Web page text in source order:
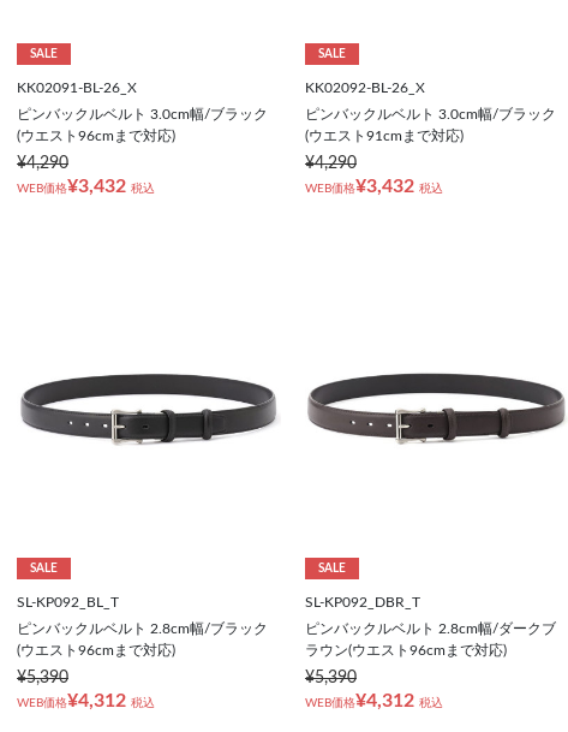
SALE
KK02091-BL-26_X
ピンバックルベルト 3.0cm幅/ブラック
(ウエスト96cmまで対応)
¥4,290
WEB価格¥3,432 税込
SALE
KK02092-BL-26_X
ピンバックルベルト 3.0cm幅/ブラック
(ウエスト91cmまで対応)
¥4,290
WEB価格¥3,432 税込
SALE
SL-KP092_BL_T
ピンバックルベルト 2.8cm幅/ブラック
(ウエスト96cmまで対応)
¥5,390
WEB価格¥4,312 税込
SALE
SL-KP092_DBR_T
ピンバックルベルト 2.8cm幅/ダークブ
ラウン(ウエスト96cmまで対応)
¥5,390
WEB価格¥4,312 税込